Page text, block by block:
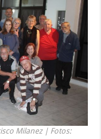
Milanez | Fotos: